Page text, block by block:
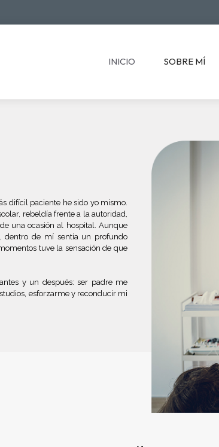
INICIO SOBRE MÍ
difícil paciente he sido yo mismo.
rebeldía frente a la autoridad,
una ocasión al hospital. Aunque
dentro de mí sentía un profundo
tuve la sensación de que
y un después: ser padre me
esforzarme y reconducir mi